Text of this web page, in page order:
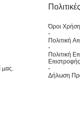
μας.
Πολιτικές
Όροι
-
Πολιτική
-
Πολιτική
-
Δήλωση